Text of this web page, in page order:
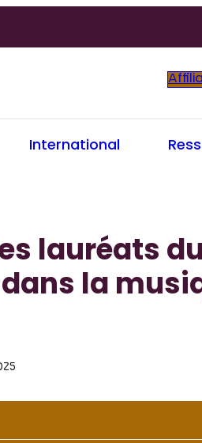
International
lauréats
la